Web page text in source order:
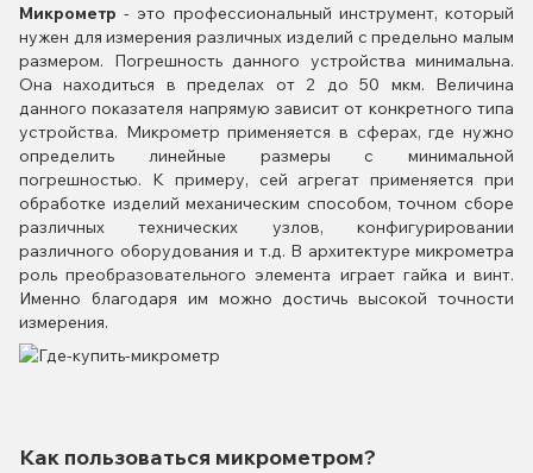
Микрометр - это профессиональный инструмент, который
нужен для измерения различных изделий с предельно малым
размером. Погрешность данного устройства минимальна.
Она находиться в пределах от 2 до 50 мкм. Величина
данного показателя напрямую зависит от конкретного типа
устройства. Микрометр применяется в сферах, где нужно
определить линейные размеры с минимальной
погрешностью. К примеру, сей агрегат применяется при
обработке изделий механическим способом, точном сборе
различных технических узлов, конфигурировании
различного оборудования и т.д. В архитектуре микрометра
роль преобразовательного элемента играет гайка и винт.
Именно благодаря им можно достичь высокой точности
измерения.
Как пользоваться микрометром?